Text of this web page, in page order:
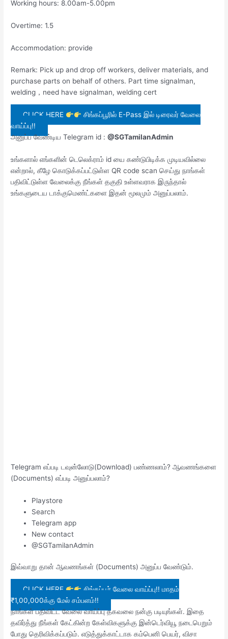
Working hours: 8.00am-5.00pm
Overtime: 1.5
Accommodation: provide
Remark: Pick up and drop off workers, deliver materials, and
purchase parts on behalf of others. Part time signalman,
welding，need have signalman, welding cert
CLICK HERE
சிங்கப்பூரில் E-Pass இல் டிரைவர் வேலை
வாய்ப்பு!!
அனுப்ப வேண்டிய Telegram id :@SGTamilanAdmin
உங்களால் எங்களின் டெலெக்ராம் id யை கண்டுபிடிக்க முடியவில்லை
என்றால், கீழே கொடுக்கப்பட்டுள்ள QR code scan செய்து நாங்கள்
பதிவிட்டுள்ள வேலைக்கு நீங்கள் தகுதி உள்ளவராக இருந்தால்
உங்களுடைய டாக்குமெண்ட்களை இதன் மூலமும் அனுப்பலாம்.
Telegram எப்படி டவுன்லோடு(Download) பண்ணலாம்? ஆவணங்களை
(Documents) எப்படி அனுப்பலாம்?
Playstore
Search
Telegram app
New contact
@SGTamilanAdmin
இவ்வாறு தான் ஆவணங்கள் (Documents) அனுப்ப வேண்டும்.
CLICK HERE
சிங்கப்பூர் வேலை வாய்ப்பு!! மாதம்
₹1,00,000க்கு மேல் சம்பளம்!!
நாங்கள் பதிவிட்ட வேலை வாய்ப்பு தகவலை நன்கு படியுங்கள். இதை
தவிர்த்து நீங்கள் கேட்கின்ற கேள்விகளுக்கு இன்டெர்வியூ நடைபெறும்
போது தெரிவிக்கப்படும். எடுத்துக்காட்டாக கம்பெனி பெயர், விசா